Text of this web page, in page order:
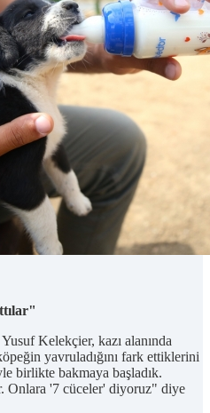
Kelekçier, kazı alanında
yavruladığını fark ettiklerini
birlikte bakmaya başladık.
Onlara '7 cüceler' diyoruz" diye